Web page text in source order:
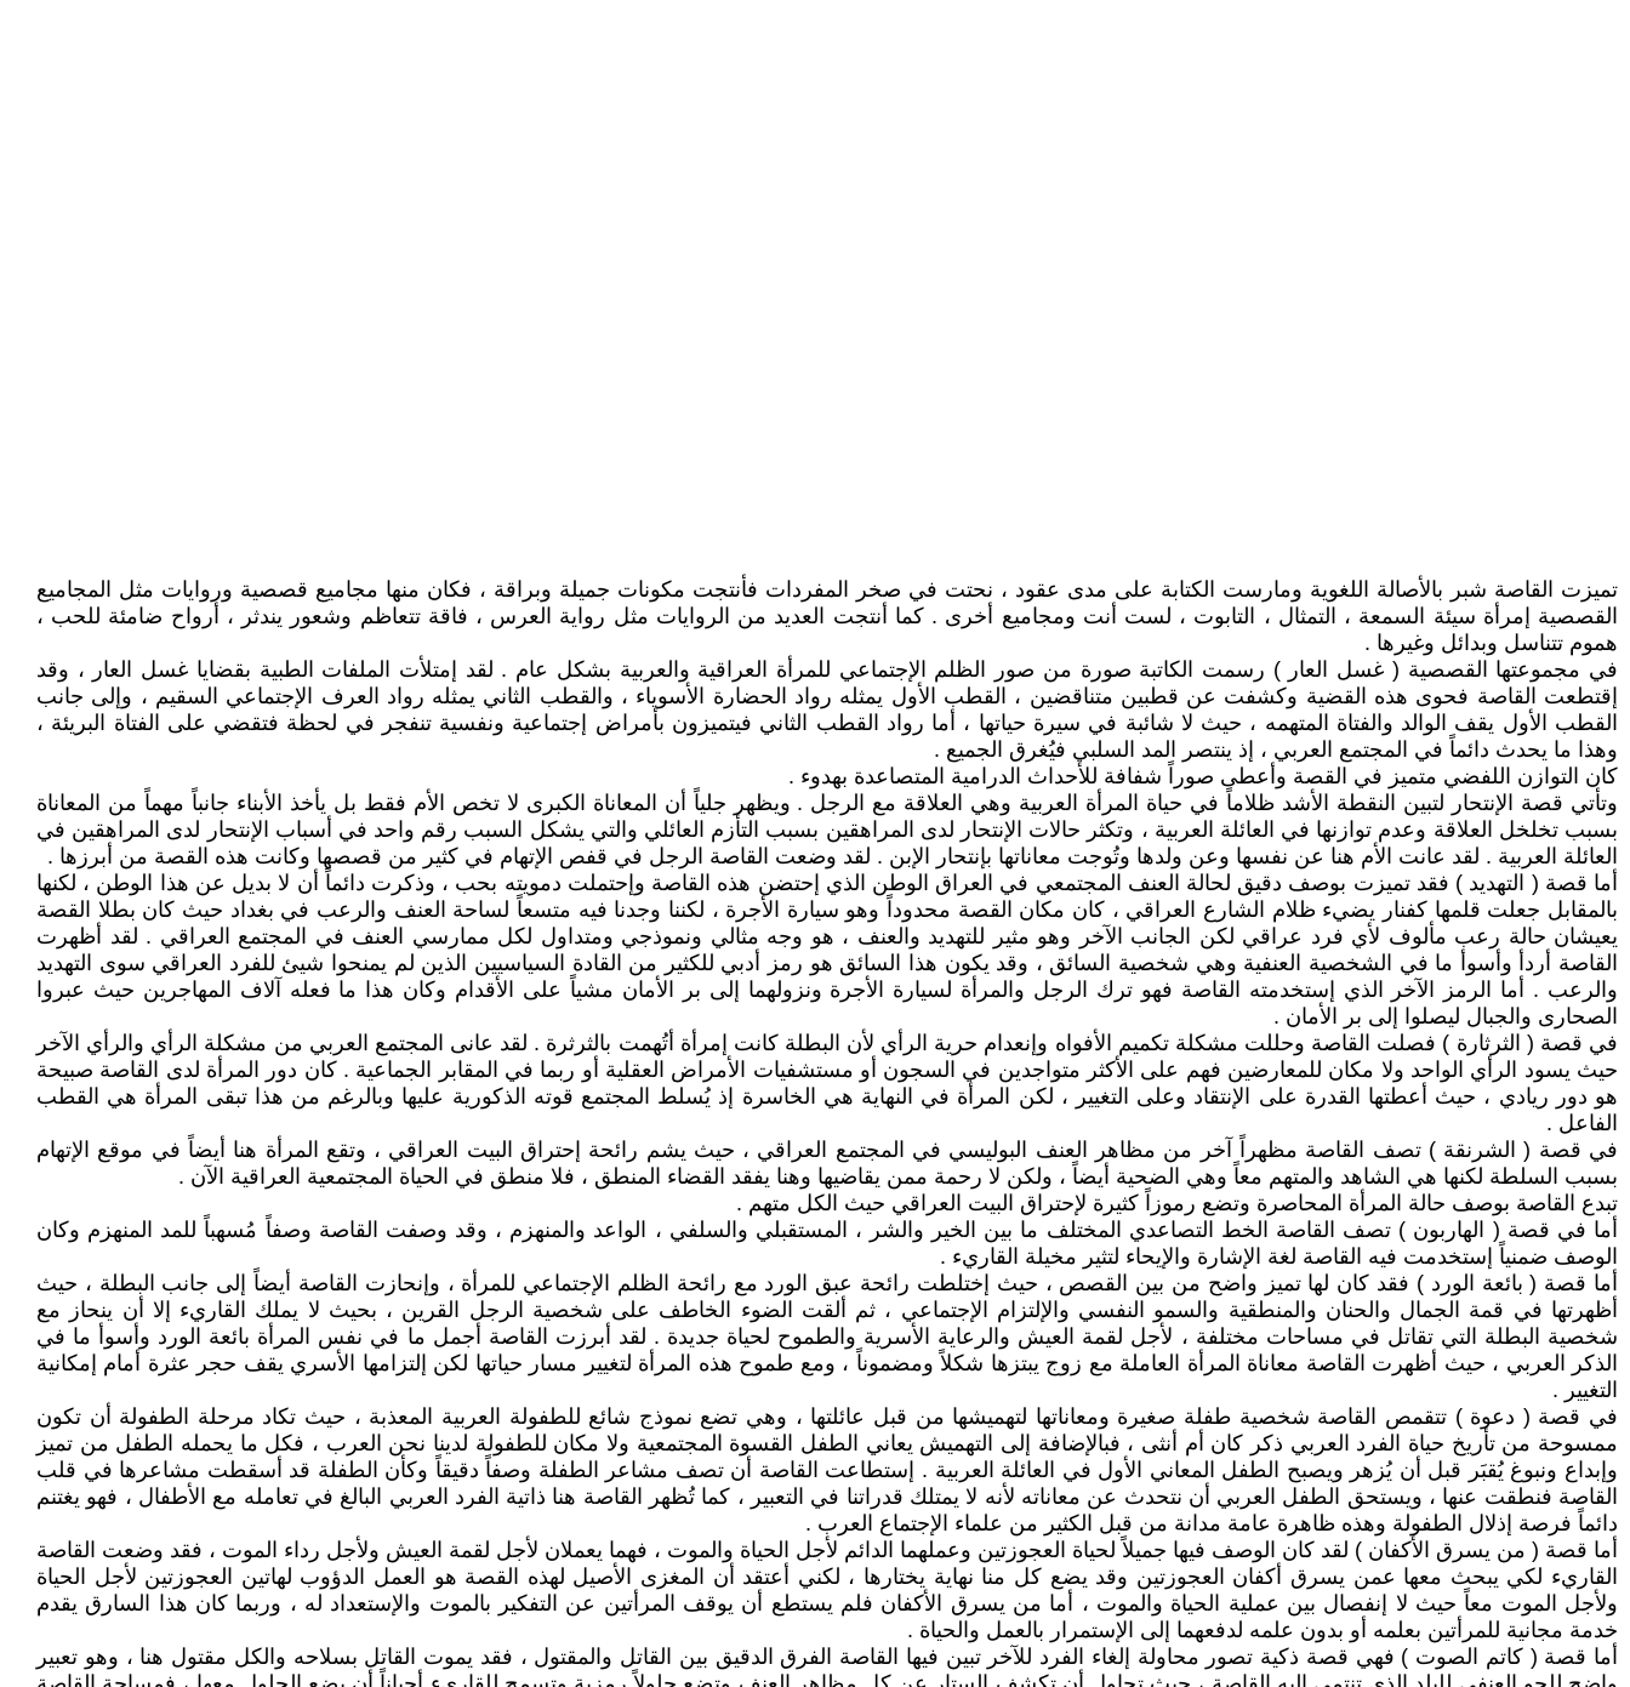
تميزت القاصة شبر بالأصالة اللغوية ومارست الكتابة على مدى عقود ، نحتت في صخر المفردات فأنتجت مكونات جميلة وبراقة ، فكان منها مجاميع قصصية وروايات مثل المجاميع
القصصية إمرأة سيئة السمعة ، التمثال ، التابوت ، لست أنت ومجاميع أخرى . كما أنتجت العديد من الروايات مثل رواية العرس ، فاقة تتعاظم وشعور يندثر ، أرواح ضامئة للحب ،
هموم تتناسل وبدائل وغيرها .
في مجموعتها القصصية ( غسل العار ) رسمت الكاتبة صورة من صور الظلم الإجتماعي للمرأة العراقية والعربية بشكل عام . لقد إمتلأت الملفات الطبية بقضايا غسل العار ، وقد
إقتطعت القاصة فحوى هذه القضية وكشفت عن قطبين متناقضين ، القطب الأول يمثله رواد الحضارة الأسوياء ، والقطب الثاني يمثله رواد العرف الإجتماعي السقيم ، وإلى جانب
القطب الأول يقف الوالد والفتاة المتهمه ، حيث لا شائبة في سيرة حياتها ، أما رواد القطب الثاني فيتميزون بأمراض إجتماعية ونفسية تنفجر في لحظة فتقضي على الفتاة البريئة ،
وهذا ما يحدث دائماً في المجتمع العربي ، إذ ينتصر المد السلبي فيُغرق الجميع .
كان التوازن اللفضي متميز في القصة وأعطى صوراً شفافة للأحداث الدرامية المتصاعدة بهدوء .
وتأتي قصة الإنتحار لتبين النقطة الأشد ظلاماً في حياة المرأة العربية وهي العلاقة مع الرجل . ويظهر جلياً أن المعاناة الكبرى لا تخص الأم فقط بل يأخذ الأبناء جانباً مهماً من المعاناة
بسبب تخلخل العلاقة وعدم توازنها في العائلة العربية ، وتكثر حالات الإنتحار لدى المراهقين بسبب التأزم العائلي والتي يشكل السبب رقم واحد في أسباب الإنتحار لدى المراهقين في
العائلة العربية . لقد عانت الأم هنا عن نفسها وعن ولدها وتُوجت معاناتها بإنتحار الإبن . لقد وضعت القاصة الرجل في قفص الإتهام في كثير من قصصها وكانت هذه القصة من أبرزها .
أما قصة ( التهديد ) فقد تميزت بوصف دقيق لحالة العنف المجتمعي في العراق الوطن الذي إحتضن هذه القاصة وإحتملت دمويته بحب ، وذكرت دائماً أن لا بديل عن هذا الوطن ، لكنها
بالمقابل جعلت قلمها كفنار يضيء ظلام الشارع العراقي ، كان مكان القصة محدوداً وهو سيارة الأجرة ، لكننا وجدنا فيه متسعاً لساحة العنف والرعب في بغداد حيث كان بطلا القصة
يعيشان حالة رعب مألوف لأي فرد عراقي لكن الجانب الآخر وهو مثير للتهديد والعنف ، هو وجه مثالي ونموذجي ومتداول لكل ممارسي العنف في المجتمع العراقي . لقد أظهرت
القاصة أردأ وأسوأ ما في الشخصية العنفية وهي شخصية السائق ، وقد يكون هذا السائق هو رمز أدبي للكثير من القادة السياسيين الذين لم يمنحوا شيئ للفرد العراقي سوى التهديد
والرعب . أما الرمز الآخر الذي إستخدمته القاصة فهو ترك الرجل والمرأة لسيارة الأجرة ونزولهما إلى بر الأمان مشياً على الأقدام وكان هذا ما فعله آلاف المهاجرين حيث عبروا
الصحارى والجبال ليصلوا إلى بر الأمان .
في قصة ( الثرثارة ) فصلت القاصة وحللت مشكلة تكميم الأفواه وإنعدام حرية الرأي لأن البطلة كانت إمرأة أتُهمت بالثرثرة . لقد عانى المجتمع العربي من مشكلة الرأي والرأي الآخر
حيث يسود الرأي الواحد ولا مكان للمعارضين فهم على الأكثر متواجدين في السجون أو مستشفيات الأمراض العقلية أو ربما في المقابر الجماعية . كان دور المرأة لدى القاصة صبيحة
هو دور ريادي ، حيث أعطتها القدرة على الإنتقاد وعلى التغيير ، لكن المرأة في النهاية هي الخاسرة إذ يُسلط المجتمع قوته الذكورية عليها وبالرغم من هذا تبقى المرأة هي القطب
الفاعل .
في قصة ( الشرنقة ) تصف القاصة مظهراً آخر من مظاهر العنف البوليسي في المجتمع العراقي ، حيث يشم رائحة إحتراق البيت العراقي ، وتقع المرأة هنا أيضاً في موقع الإتهام
بسبب السلطة لكنها هي الشاهد والمتهم معاً وهي الضحية أيضاً ، ولكن لا رحمة ممن يقاضيها وهنا يفقد القضاء المنطق ، فلا منطق في الحياة المجتمعية العراقية الآن .
تبدع القاصة بوصف حالة المرأة المحاصرة وتضع رموزاً كثيرة لإحتراق البيت العراقي حيث الكل متهم .
أما في قصة ( الهاربون ) تصف القاصة الخط التصاعدي المختلف ما بين الخير والشر ، المستقبلي والسلفي ، الواعد والمنهزم ، وقد وصفت القاصة وصفاً مُسهباً للمد المنهزم وكان
الوصف ضمنياً إستخدمت فيه القاصة لغة الإشارة والإيحاء لتثير مخيلة القاريء .
أما قصة ( بائعة الورد ) فقد كان لها تميز واضح من بين القصص ، حيث إختلطت رائحة عبق الورد مع رائحة الظلم الإجتماعي للمرأة ، وإنحازت القاصة أيضاً إلى جانب البطلة ، حيث
أظهرتها في قمة الجمال والحنان والمنطقية والسمو النفسي والإلتزام الإجتماعي ، ثم ألقت الضوء الخاطف على شخصية الرجل القرين ، بحيث لا يملك القاريء إلا أن ينحاز مع
شخصية البطلة التي تقاتل في مساحات مختلفة ، لأجل لقمة العيش والرعاية الأسرية والطموح لحياة جديدة . لقد أبرزت القاصة أجمل ما في نفس المرأة بائعة الورد وأسوأ ما في
الذكر العربي ، حيث أظهرت القاصة معاناة المرأة العاملة مع زوج يبتزها شكلاً ومضموناً ، ومع طموح هذه المرأة لتغيير مسار حياتها لكن إلتزامها الأسري يقف حجر عثرة أمام إمكانية
التغيير .
في قصة ( دعوة ) تتقمص القاصة شخصية طفلة صغيرة ومعاناتها لتهميشها من قبل عائلتها ، وهي تضع نموذج شائع للطفولة العربية المعذبة ، حيث تكاد مرحلة الطفولة أن تكون
ممسوحة من تأريخ حياة الفرد العربي ذكر كان أم أنثى ، فبالإضافة إلى التهميش يعاني الطفل القسوة المجتمعية ولا مكان للطفولة لدينا نحن العرب ، فكل ما يحمله الطفل من تميز
وإبداع ونبوغ يُقبَر قبل أن يُزهر ويصبح الطفل المعاني الأول في العائلة العربية . إستطاعت القاصة أن تصف مشاعر الطفلة وصفاً دقيقاً وكأن الطفلة قد أسقطت مشاعرها في قلب
القاصة فنطقت عنها ، ويستحق الطفل العربي أن نتحدث عن معاناته لأنه لا يمتلك قدراتنا في التعبير ، كما تُظهر القاصة هنا ذاتية الفرد العربي البالغ في تعامله مع الأطفال ، فهو يغتنم
دائماً فرصة إذلال الطفولة وهذه ظاهرة عامة مدانة من قبل الكثير من علماء الإجتماع العرب .
أما قصة ( من يسرق الأكفان ) لقد كان الوصف فيها جميلاً لحياة العجوزتين وعملهما الدائم لأجل الحياة والموت ، فهما يعملان لأجل لقمة العيش ولأجل رداء الموت ، فقد وضعت القاصة
القاريء لكي يبحث معها عمن يسرق أكفان العجوزتين وقد يضع كل منا نهاية يختارها ، لكني أعتقد أن المغزى الأصيل لهذه القصة هو العمل الدؤوب لهاتين العجوزتين لأجل الحياة
ولأجل الموت معاً حيث لا إنفصال بين عملية الحياة والموت ، أما من يسرق الأكفان فلم يستطع أن يوقف المرأتين عن التفكير بالموت والإستعداد له ، وربما كان هذا السارق يقدم
خدمة مجانية للمرأتين بعلمه أو بدون علمه لدفعهما إلى الإستمرار بالعمل والحياة .
أما قصة ( كاتم الصوت ) فهي قصة ذكية تصور محاولة إلغاء الفرد للآخر تبين فيها القاصة الفرق الدقيق بين القاتل والمقتول ، فقد يموت القاتل بسلاحه والكل مقتول هنا ، وهو تعبير